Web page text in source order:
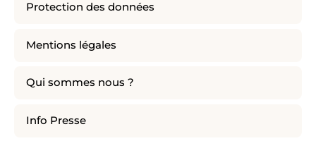
Protection des données
Mentions légales
Qui sommes nous ?
Info Presse